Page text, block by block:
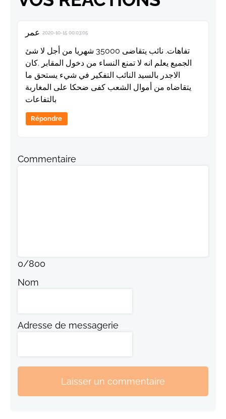
عمر 2020-10-15 00:03:05
تفاهات. نائب يتقاضى 35000 شهريا من أجل لا شئ
الجميع يعلم انه لا تمنع النساء من دخول المقابر .كان
الاجدر بالسيد النائب التفكير في شيء يستحق ما
يتقاضاه من أموال الشعب كفى ضحكا على المغاربة
بالتفاعات
Répondre
Commentaire
0/800
Nom
Adresse de messagerie
Laisser un commentaire